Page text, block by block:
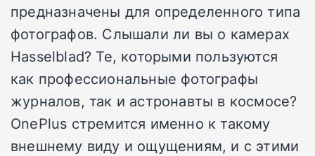
предназначены для определенного типа
фотографов. Слышали ли вы о камерах
Hasselblad? Те, которыми пользуются
как профессиональные фотографы
журналов, так и астронавты в космосе?
OnePlus стремится именно к такому
внешнему виду и ощущениям, и с этими